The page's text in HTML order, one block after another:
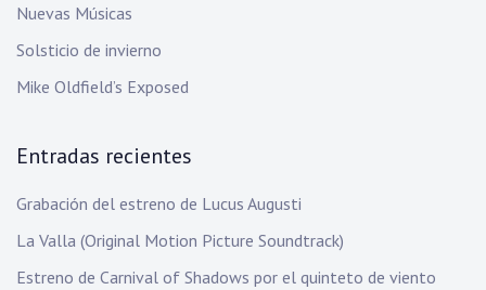
Nuevas Músicas
Solsticio de invierno
Mike Oldfield’s Exposed
Entradas recientes
Grabación del estreno de Lucus Augusti
La Valla (Original Motion Picture Soundtrack)
Estreno de Carnival of Shadows por el quinteto de viento